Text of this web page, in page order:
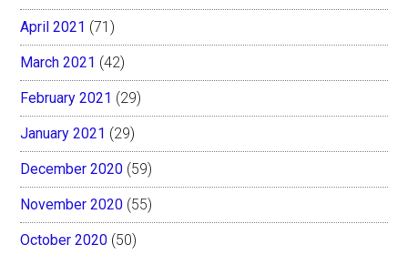
April 2021 (71)
March 2021 (42)
February 2021 (29)
January 2021 (29)
December 2020 (59)
November 2020 (55)
October 2020 (50)